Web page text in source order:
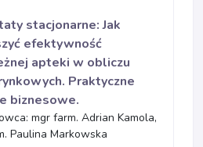
stacjonarne: Jak
efektywność
apteki w obliczu
Praktyczne
biznesowe.
mgr farm. Adrian Kamola,
Paulina Markowska